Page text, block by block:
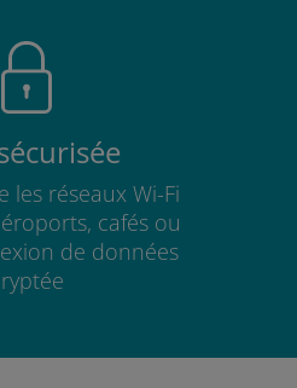
les réseaux Wi-Fi
cafés ou
de données